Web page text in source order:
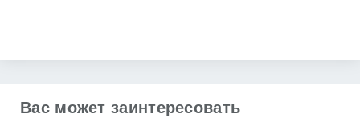
Вас может заинтересовать